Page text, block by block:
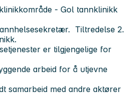
- Gol tannklinikk
Tiltredelse 2.
er tilgjengelige for
arbeid for å utjevne
samarbeid med andre aktører